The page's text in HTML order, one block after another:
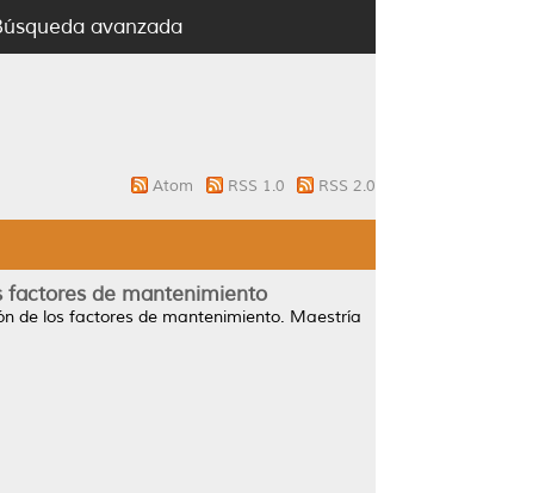
avanzada
Atom RSS 1.0 RSS 2.0
factores de mantenimiento
de los factores de mantenimiento. Maestría